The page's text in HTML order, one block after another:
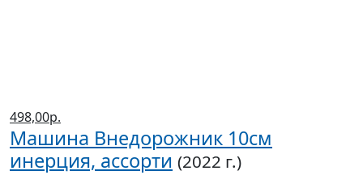
498,00р.
Машина Внедорожник 10см
инерция, ассорти (2022 г.)